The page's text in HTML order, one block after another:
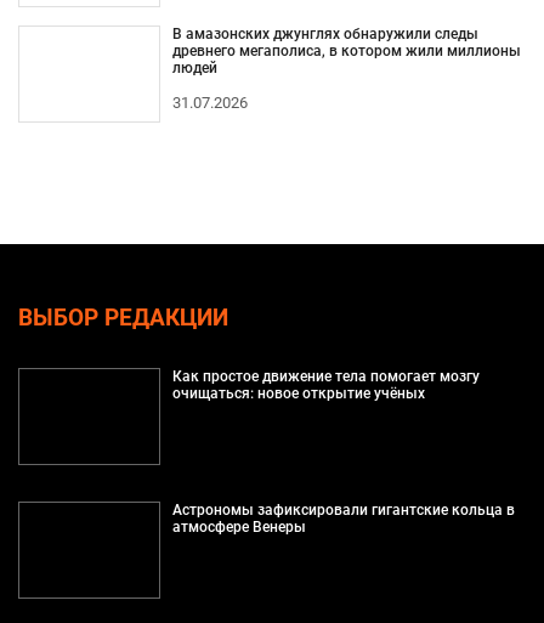
В амазонских джунглях обнаружили следы
древнего мегаполиса, в котором жили миллионы
людей
31.07.2026
ВЫБОР РЕДАКЦИИ
Как простое движение тела помогает мозгу
очищаться: новое открытие учёных
Астрономы зафиксировали гигантские кольца в
атмосфере Венеры